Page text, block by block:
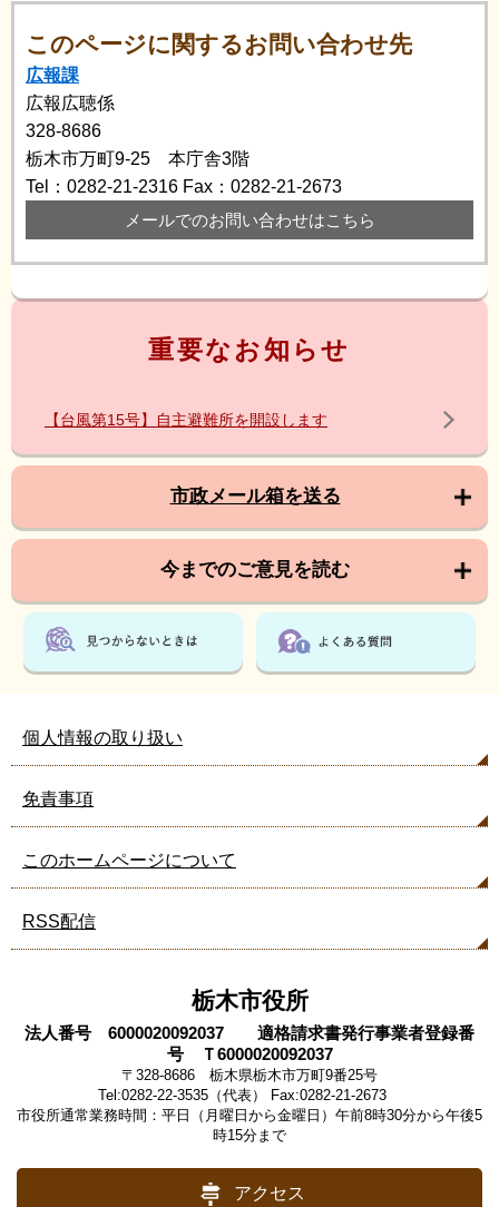
このページに関するお問い合わせ先
広報課
広報広聴係
328-8686
栃木市万町9-25 本庁舎3階
Tel：0282-21-2316 Fax：0282-21-2673
メールでのお問い合わせはこちら
重要なお知らせ
【台風第15号】自主避難所を開設します
市政メール箱を送る
今までのご意見を読む
個人情報の取り扱い
免責事項
このホームページについて
RSS配信
栃木市役所
法人番号 6000020092037 適格請求書発行事業者登録番
号 Ｔ6000020092037
〒328-8686 栃木県栃木市万町9番25号
Tel:0282-22-3535（代表） Fax:0282-21-2673
市役所通常業務時間：平日（月曜日から金曜日）午前8時30分から午後5
時15分まで
アクセス